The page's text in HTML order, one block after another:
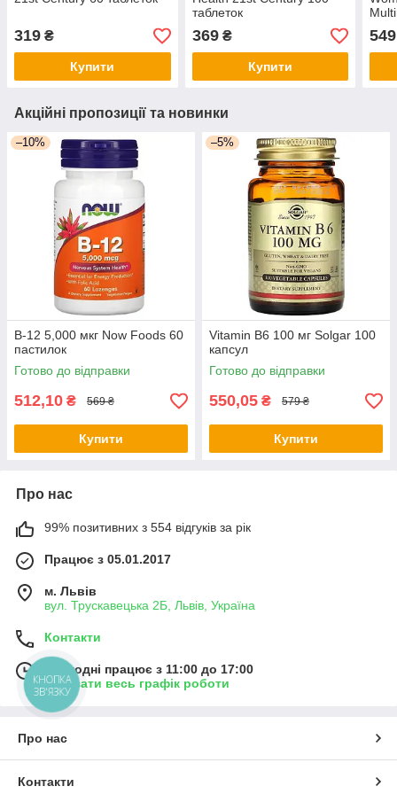
319 ₴
Купити
таблеток
369₴
Купити
100
549
Акційні пропозиції та новинки
–10%
B-12 5,000 мкг Now Foods 60
пастилок
Готово до відправки
512,10 ₴ 569 ₴
Купити
–5%
Vitamin B6 100 мг Solgar 100
капсул
Готово до відправки
550,05 ₴ 579 ₴
Купити
Про нас
99% позитивних з 554 відгуків за рік
Працює з 05.01.2017
м. Львів
вул. Трускавецька 2Б, Львів, Україна
Контакти
Сьогодні працює з 11:00 до 17:00
Показати весь графік роботи
Про нас
Контакти
КНОПКА
ЗВ'ЯЗКУ